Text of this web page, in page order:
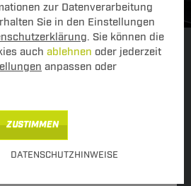
zur Datenverarbeitung
Sie in den Einstellungen
. Sie können die
auch ablehnen oder jederzeit
anpassen oder
DATENSCHUTZHINWEISE
ZUSTIMMEN
über Schlüsselnummer